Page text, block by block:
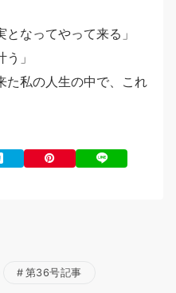
となってやって来る」
う」
た私の人生の中で、これ
第36号記事